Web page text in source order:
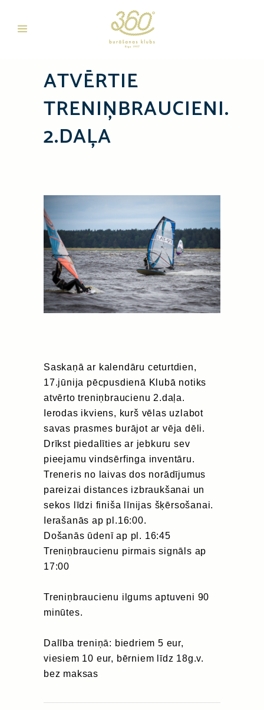
ATVĒRTIE
TRENIŅBRAUCIENI.
2.DAĻA
Saskaņā ar kalendāru ceturtdien,
17.jūnija pēcpusdienā Klubā notiks
atvērto treniņbraucienu 2.daļa.
Ierodas ikviens, kurš vēlas uzlabot
savas prasmes burājot ar vēja dēli.
Drīkst piedalīties ar jebkuru sev
pieejamu vindsērfinga inventāru.
Treneris no laivas dos norādījumus
pareizai distances izbraukšanai un
sekos līdzi finiša līnijas šķērsošanai.
Ierašanās ap pl.16:00.
Došanās ūdenī ap pl. 16:45
Treniņbraucienu pirmais signāls ap
17:00
Treniņbraucienu ilgums aptuveni 90
minūtes.
Dalība treniņā: biedriem 5 eur,
viesiem 10 eur, bērniem līdz 18g.v.
bez maksas